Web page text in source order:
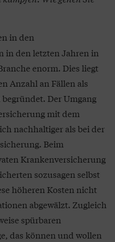
in den
in den letzten Jahren in
enorm. Dies liegt
Anzahl an Fällen als
Der Umgang
mit dem
nachhaltiger als bei der
Beim
Krankenversicherung
sozusagen selbst
höheren Kosten nicht
abgewälzt. Zugleich
spürbaren
das können und wollen